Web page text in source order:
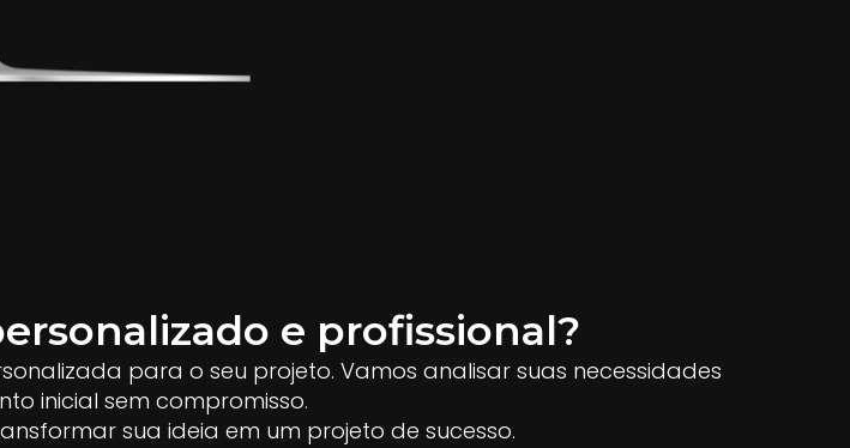
e profissional?
para o seu projeto. Vamos analisar suas necessidades
inicial sem compromisso.
sua ideia em um projeto de sucesso.